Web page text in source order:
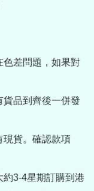
色差問題，如果對
品到齊後一併發
現貨。確認款項
3-4星期訂購到港